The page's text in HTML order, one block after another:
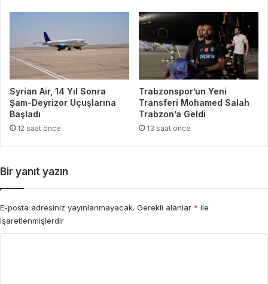
Syrian Air, 14 Yıl Sonra
Şam-Deyrizor Uçuşlarına
Başladı
12 saat önce
Trabzonspor’un Yeni
Transferi Mohamed Salah
Trabzon’a Geldi
13 saat önce
Bir yanıt yazın
E-posta adresiniz yayınlanmayacak. Gerekli alanlar * ile
işaretlenmişlerdir